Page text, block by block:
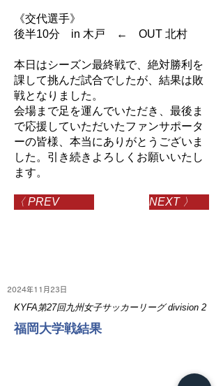
《交代選手》
後半10分 in 木戸 ← OUT 北村
本日はシーズン最終戦で、絶対勝利を
課して挑んだ試合でしたが、結果は敗
戦となりました。
会場まで足を運んでいただき、最後ま
で応援していただいたファンサポータ
ーの皆様、本当にありがとうございま
した。引き続きよろしくお願いいたし
ます。
〈 PREV NEXT 〉
2024年11月23日
KYFA第27回九州女子サッカーリーグ division 2
福岡大学戦結果